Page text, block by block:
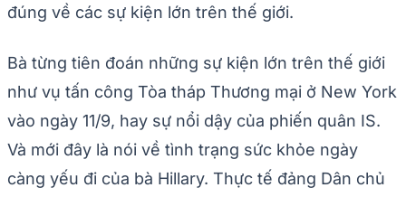
đúng về các sự kiện lớn trên thế giới.
Bà từng tiên đoán những sự kiện lớn trên thế giới
như vụ tấn công Tòa tháp Thương mại ở New York
vào ngày 11/9, hay sự nổi dậy của phiến quân IS.
Và mới đây là nói về tình trạng sức khỏe ngày
càng yếu đi của bà Hillary. Thực tế đảng Dân chủ